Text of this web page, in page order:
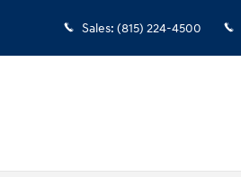
Sales: (815) 224-4500